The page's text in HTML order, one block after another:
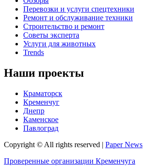
Перевозки и услуги спецтехники
Ремонт и обслуживание техники
Строительство и ремонт
Советы эксперта
Услуги для животных
Trends
Наши проекты
Краматорск
Кременчуг
Днепр
Каменское
Павлоград
Copyright © All rights reserved | Paper News
Проверенные организации Кременчуга